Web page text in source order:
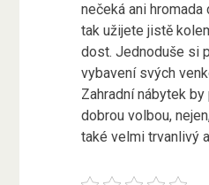
nečeká ani
tak užijete jistě
dost. Jednoduše si
vybavení svých
Zahradní nábytek by
dobrou volbou,
také velmi trvanlivý